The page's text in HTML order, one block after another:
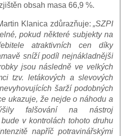
obsah masa 66,9 %.
Klanica zdůrazňuje:„SZPI
pokud některé subjekty na
atraktivních cen díky
sníží podíl nejnákladnější
jsou následně ve velkých
tzv. letákových a slevových
šarží podobných
ukazuje, že nejde o náhodu a
falšování na nástroj
v kontrolách tohoto druhu
napříč potravinářskými